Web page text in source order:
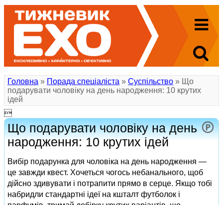
Головна » Порада спеціаліста » Суспільство » Що
подарувати чоловіку на день народження: 10 крутих
ідей

Що подарувати чоловіку на день
народження: 10 крутих ідей
Вибір подарунка для чоловіка на день народження —
це завжди квест. Хочеться чогось небанального, щоб
дійсно здивувати і потрапити прямо в серце. Якщо тобі
набридли стандартні ідеї на кшталт футболок і